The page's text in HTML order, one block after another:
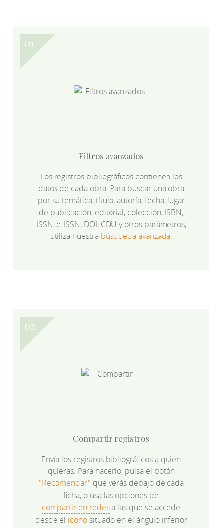
Filtros avanzados
Los registros bibliográficos contienen los
datos de cada obra. Para buscar una obra
por su temática, título, autoría, fecha, lugar
de publicación, editorial, colección, ISBN,
ISSN, e-ISSN, DOI, CDU y otros parámetros,
utiliza nuestra búsqueda avanzada.
Compartir registros
Envía los registros bibliográficos a quien
quieras. Para hacerlo, pulsa el botón
"Recomendar" que verás debajo de cada
ficha, o usa las opciones de
compartir en redesa las que se accede
desde el iconosituado en el ángulo inferior